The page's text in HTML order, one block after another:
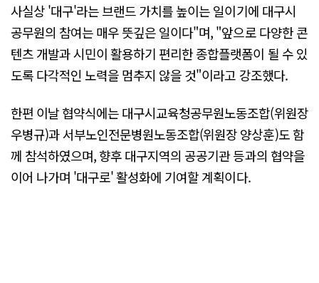
사실상 '대구'라는 브랜드 가치를 높이는 일이기에 대구시
공무원의 참여는 매우 뜻깊은 일이다"며, "앞으로 다양한 콘
텐츠 개발과 시민이 활용하기 편리한 종합플랫폼이 될 수 있
도록 다각적인 노력을 멈추지 않을 것"이라고 강조했다.
한편 이날 협약식에는 대구시교육청공무원노동조합(위원장
우병규)과 서부노인전문병원노동조합(위원장 양상훈)도 함
께 참석하였으며, 향후 대구지역의 공공기관 등과의 협약을
이어 나가며 '대구로' 활성화에 기여할 계획이다.